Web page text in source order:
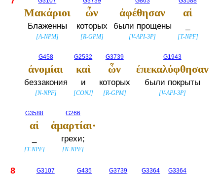
Μακάριοι
Блаженны
[A-NPM]
ὧν
которых
[R-GPM]
ἀφέθησαν
были прощены
[V-API-3P]
αἱ
[T-NPF]
G458
ἀνομίαι
беззакония
[N-NPF]
G2532
καὶ
и
[CONJ]
G3739
ὧν
которых
[R-GPM]
G1943
ἐπεκαλύφθησαν
были покрыты
[V-API-3P]
G3588
αἱ
[T-NPF]
G266
ἁμαρτίαι·
грехи;
[N-NPF]
8 G3107 G435 G3739 G3364 G3364